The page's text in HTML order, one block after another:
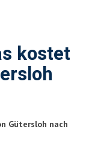
kostet
Gütersloh nach